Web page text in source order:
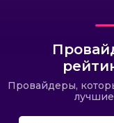
Провайдеры,